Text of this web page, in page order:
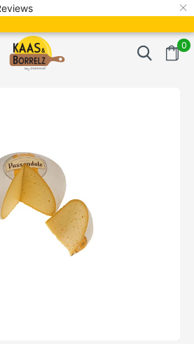
×
0
Vaak volgende dag geleverd